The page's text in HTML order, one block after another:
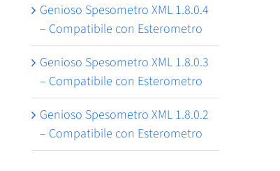
Genioso Spesometro XML 1.8.0.4
– Compatibile con Esterometro
Genioso Spesometro XML 1.8.0.3
– Compatibile con Esterometro
Genioso Spesometro XML 1.8.0.2
– Compatibile con Esterometro